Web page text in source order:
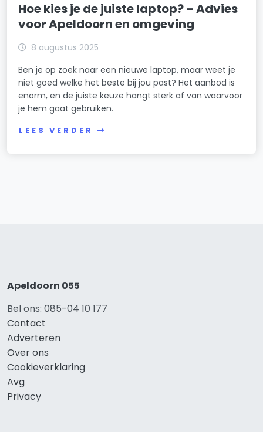
Hoe kies je de juiste laptop? – Advies
voor Apeldoorn en omgeving
8 augustus 2025
Ben je op zoek naar een nieuwe laptop, maar weet je
niet goed welke het beste bij jou past? Het aanbod is
enorm, en de juiste keuze hangt sterk af van waarvoor
je hem gaat gebruiken.
LEES VERDER
Apeldoorn 055
Bel ons: 085-04 10 177
Contact
Adverteren
Over ons
Cookieverklaring
Avg
Privacy